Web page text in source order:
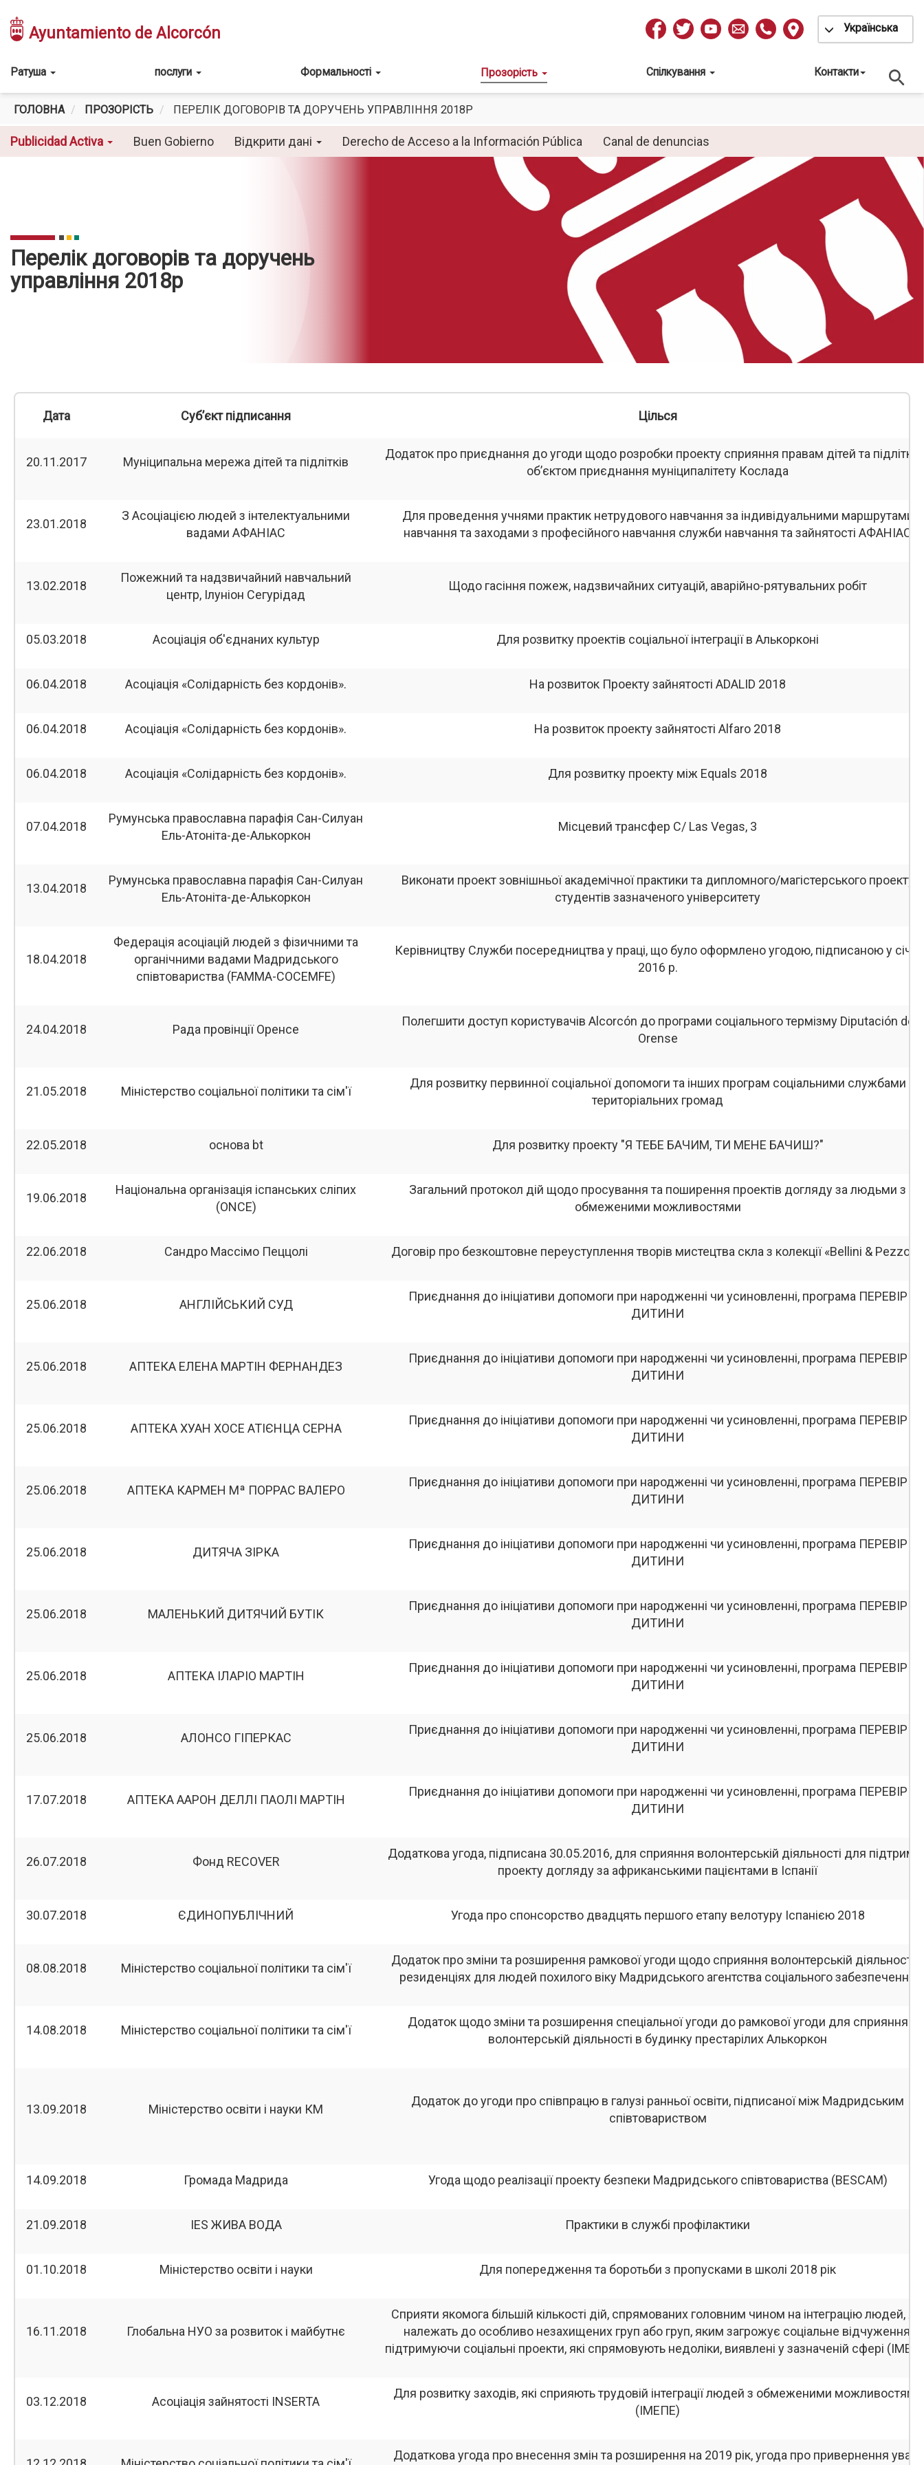
до
основного
Ayuntamiento de Alcorcón
Redes
Sociales
Українська
Toggle
Main
navigation
Ратуша послуги Формальності Прозорість Спілкування Контакти
ГОЛОВНА ПРОЗОРІСТЬ ПЕРЕЛІК ДОГОВОРІВ ТА ДОРУЧЕНЬ УПРАВЛІННЯ 2018Р
Publicidad Activa Buen Gobierno Відкрити дані Derecho de Acceso a la Información Pública Canal de denuncias
Перелік договорів та доручень
управління 2018р
Дата Суб’єкт підписання Цілься
20.11.2017 Муніципальна мережа дітей та підлітків
Додаток про приєднання до угоди щодо розробки проекту сприяння правам дітей та підлітків
об’єктом приєднання муніципалітету Кослада
23.01.2018
З Асоціацією людей з інтелектуальними
вадами АФАНІАС
Для проведення учнями практик нетрудового навчання за індивідуальними маршрутами
навчання та заходами з професійного навчання служби навчання та зайнятості АФАНІАС
13.02.2018
Пожежний та надзвичайний навчальний
центр, Ілуніон Сегурідад
Щодо гасіння пожеж, надзвичайних ситуацій, аварійно-рятувальних робіт
05.03.2018 Асоціація об'єднаних культур Для розвитку проектів соціальної інтеграції в Алькорконі
06.04.2018 Асоціація «Солідарність без кордонів». На розвиток Проекту зайнятості ADALID 2018
06.04.2018 Асоціація «Солідарність без кордонів». На розвиток проекту зайнятості Alfaro 2018
06.04.2018 Асоціація «Солідарність без кордонів». Для розвитку проекту між Equals 2018
07.04.2018
Румунська православна парафія Сан-Силуан
Ель-Атоніта-де-Алькоркон
Місцевий трансфер C/ Las Vegas, 3
13.04.2018
Румунська православна парафія Сан-Силуан
Ель-Атоніта-де-Алькоркон
Виконати проект зовнішньої академічної практики та дипломного/магістерського проекту
студентів зазначеного університету
18.04.2018
Федерація асоціацій людей з фізичними та
органічними вадами Мадридського
співтовариства (FAMMA-COCEMFE)
Керівництву Служби посередництва у праці, що було оформлено угодою, підписаною у січні
2016 р.
24.04.2018 Рада провінції Оренсе
Полегшити доступ користувачів Alcorcón до програми соціального термізму Diputación de
Orense
21.05.2018 Міністерство соціальної політики та сім'ї
Для розвитку первинної соціальної допомоги та інших програм соціальними службами
територіальних громад
22.05.2018 основа bt Для розвитку проекту "Я ТЕБЕ БАЧИМ, ТИ МЕНЕ БАЧИШ?"
19.06.2018
Національна організація іспанських сліпих
(ONCE)
Загальний протокол дій щодо просування та поширення проектів догляду за людьми з
обмеженими можливостями
22.06.2018 Сандро Массімо Пеццолі Договір про безкоштовне переуступлення творів мистецтва скла з колекції «Bellini & Pezzoli».
25.06.2018 АНГЛІЙСЬКИЙ СУД
Приєднання до ініціативи допомоги при народженні чи усиновленні, програма ПЕРЕВІР
ДИТИНИ
25.06.2018 АПТЕКА ЕЛЕНА МАРТІН ФЕРНАНДЕЗ
Приєднання до ініціативи допомоги при народженні чи усиновленні, програма ПЕРЕВІР
ДИТИНИ
25.06.2018 АПТЕКА ХУАН ХОСЕ АТІЄНЦА СЕРНА
Приєднання до ініціативи допомоги при народженні чи усиновленні, програма ПЕРЕВІР
ДИТИНИ
25.06.2018 АПТЕКА КАРМЕН Мª ПОРРАС ВАЛЕРО
Приєднання до ініціативи допомоги при народженні чи усиновленні, програма ПЕРЕВІР
ДИТИНИ
25.06.2018 ДИТЯЧА ЗІРКА
Приєднання до ініціативи допомоги при народженні чи усиновленні, програма ПЕРЕВІР
ДИТИНИ
25.06.2018 МАЛЕНЬКИЙ ДИТЯЧИЙ БУТІК
Приєднання до ініціативи допомоги при народженні чи усиновленні, програма ПЕРЕВІР
ДИТИНИ
25.06.2018 АПТЕКА ІЛАРІО МАРТІН
Приєднання до ініціативи допомоги при народженні чи усиновленні, програма ПЕРЕВІР
ДИТИНИ
25.06.2018 АЛОНСО ГІПЕРКАС
Приєднання до ініціативи допомоги при народженні чи усиновленні, програма ПЕРЕВІР
ДИТИНИ
17.07.2018 АПТЕКА ААРОН ДЕЛЛІ ПАОЛІ МАРТІН
Приєднання до ініціативи допомоги при народженні чи усиновленні, програма ПЕРЕВІР
ДИТИНИ
26.07.2018 Фонд RECOVER
Додаткова угода, підписана 30.05.2016, для сприяння волонтерській діяльності для
проекту догляду за африканськими пацієнтами в Іспанії
30.07.2018 ЄДИНОПУБЛІЧНИЙ Угода про спонсорство двадцять першого етапу велотуру Іспанією 2018
08.08.2018 Міністерство соціальної політики та сім'ї
Додаток про зміни та розширення рамкової угоди щодо сприяння волонтерській діяльності в
резиденціях для людей похилого віку Мадридського агентства соціального забезпечення
14.08.2018 Міністерство соціальної політики та сім'ї
Додаток щодо зміни та розширення спеціальної угоди до рамкової угоди для сприяння
волонтерській діяльності в будинку престарілих Алькоркон
13.09.2018 Міністерство освіти і науки КМ
Додаток до угоди про співпрацю в галузі ранньої освіти, підписаної між Мадридським
співтовариством
14.09.2018 Громада Мадрида Угода щодо реалізації проекту безпеки Мадридського співтовариства (BESCAM)
21.09.2018 IES ЖИВА ВОДА Практики в службі профілактики
01.10.2018 Міністерство освіти і науки Для попередження та боротьби з пропусками в школі 2018 рік
16.11.2018 Глобальна НУО за розвиток і майбутнє
Сприяти якомога більшій кількості дій, спрямованих головним чином на інтеграцію людей, які
належать до особливо незахищених груп або груп, яким загрожує соціальне відчуження,
підтримуючи соціальні проекти, які спрямовують недоліки, виявлені у зазначеній сфері
03.12.2018 Асоціація зайнятості INSERTA
Для розвитку заходів, які сприяють трудовій інтеграції людей з обмеженими можливостями
(ІМЕПЕ)
Додаткова угода про внесення змін та розширення на 2019 рік, угода про привернення уваги